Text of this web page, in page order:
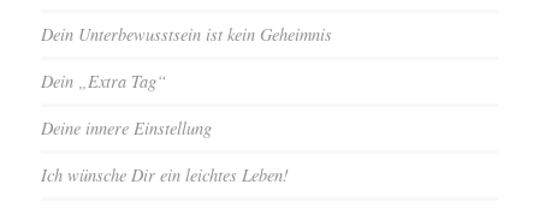
Dein Unterbewusstsein ist kein Geheimnis
Dein „Extra Tag“
Deine innere Einstellung
Ich wünsche Dir ein leichtes Leben!